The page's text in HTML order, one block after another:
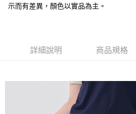
大哥付你分期
2.付款方式選擇「大哥付你分期」，訂單成立
流程，驗證手機門號後，選擇欲分期的期數、
4.訂單成立30分鐘內，如未前往確認交易或遇
消。如遇「轉專審核」未通過狀況，表示未達
【繳款方式說明】
相關說明
１．簡單：不需註冊會員、不需綁卡、不需儲
２．便利：只要手機號碼，簡訊認證，即可結
３．安心：先確認商品／服務後，再付款。
示而有差異，顏色以實品為主。
詳細說明 商品規格